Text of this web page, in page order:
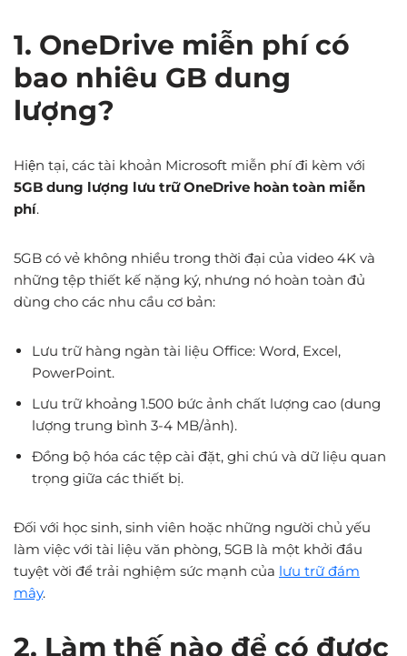
1. OneDrive miễn phí có
bao nhiêu GB dung
lượng?
Hiện tại, các tài khoản Microsoft miễn phí đi kèm với
5GB dung lượng lưu trữ OneDrive hoàn toàn miễn
phí.
5GB có vẻ không nhiều trong thời đại của video 4K và
những tệp thiết kế nặng ký, nhưng nó hoàn toàn đủ
dùng cho các nhu cầu cơ bản:
Lưu trữ hàng ngàn tài liệu Office: Word, Excel,
PowerPoint.
Lưu trữ khoảng 1.500 bức ảnh chất lượng cao (dung
lượng trung bình 3-4 MB/ảnh).
Đồng bộ hóa các tệp cài đặt, ghi chú và dữ liệu quan
trọng giữa các thiết bị.
Đối với học sinh, sinh viên hoặc những người chủ yếu
làm việc với tài liệu văn phòng, 5GB là một khởi đầu
tuyệt vời để trải nghiệm sức mạnh của lưu trữ đám
mây.
2. Làm thế nào để có được